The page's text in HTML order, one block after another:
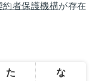
約者保護機構が存在
た な